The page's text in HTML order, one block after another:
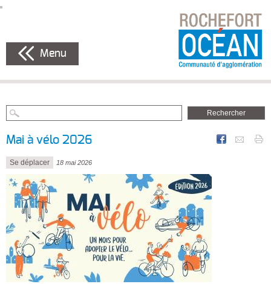
Menu
Mai à vélo 2026
Se déplacer 18 mai 2026